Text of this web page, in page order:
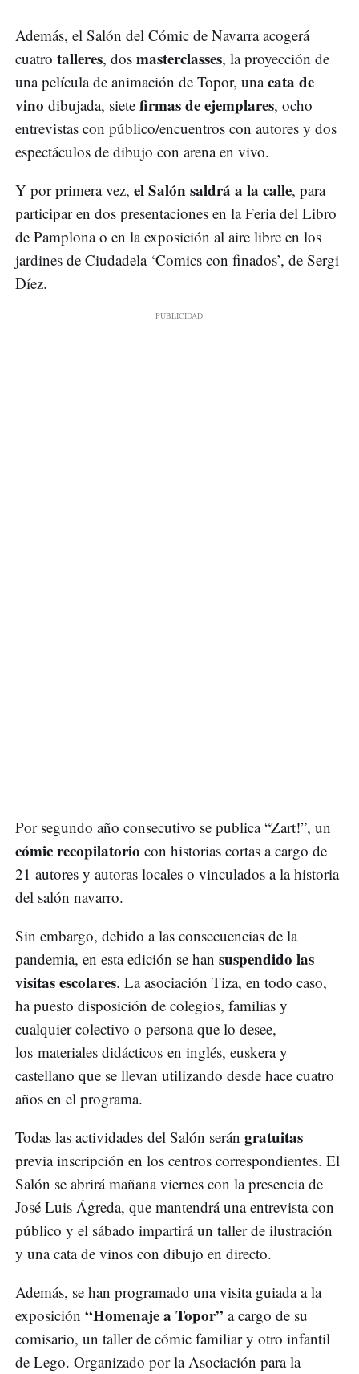
Además, el Salón del Cómic de Navarra acogerá
cuatro talleres, dos masterclasses, la proyección de
una película de animación de Topor, unacata de
vino dibujada, siete firmas de ejemplares, ocho
entrevistas con público/encuentros con autores y dos
espectáculos de dibujo con arena en vivo.
Y por primera vez, el Salón saldrá a la calle, para
participar en dos presentaciones en la Feria del Libro
de Pamplona o en la exposición al aire libre en los
jardines de Ciudadela ‘Comics con finados’, de Sergi
Díez.
Por segundo año consecutivo se publica “Zart!”, un
cómic recopilatorio con historias cortas a cargo de
21 autores y autoras locales o vinculados a la historia
del salón navarro.
Sin embargo, debido a las consecuencias de la
pandemia, en esta edición se han suspendido las
visitas escolares. La asociación Tiza, en todo caso,
ha puesto disposición de colegios, familias y
cualquier colectivo o persona que lo desee,
los materiales didácticos en inglés, euskera y
castellano que se llevan utilizando desde hace cuatro
años en el programa.
Todas las actividades del Salón serán gratuitas
previa inscripción en los centros correspondientes. El
Salón se abrirá mañana viernes con la presencia de
José Luis Ágreda, que mantendrá una entrevista con
público y el sábado impartirá un taller de ilustración
y una cata de vinos con dibujo en directo.
Además, se han programado una visita guiada a la
exposición “Homenaje a Topor” a cargo de su
comisario, un taller de cómic familiar y otro infantil
de Lego. Organizado por la Asociación para la